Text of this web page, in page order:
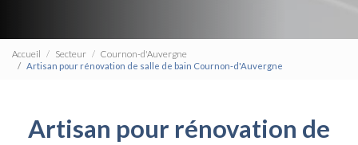
Accueil Secteur
Cournon-d'Auvergne
Artisan pour rénovation de salle de bain Cournon-d'Auvergne
Artisan pour rénovation de